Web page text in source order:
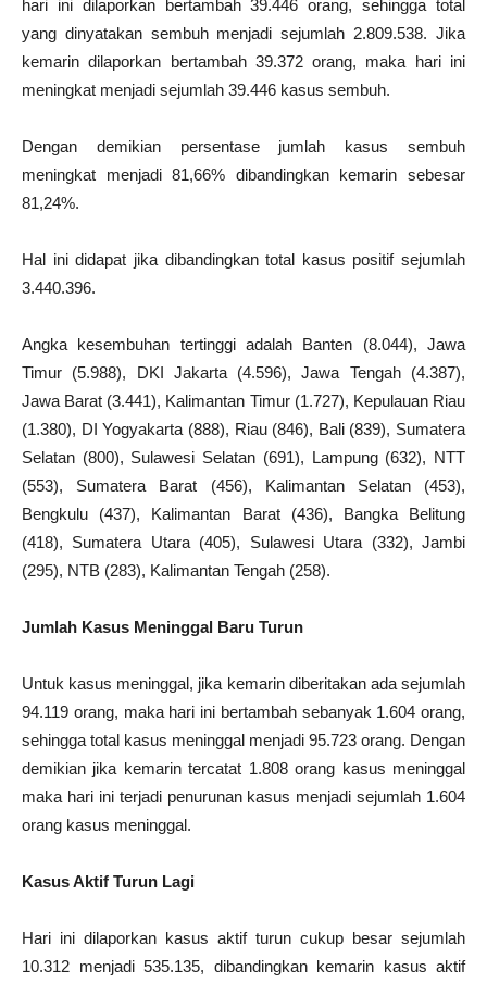
hari ini dilaporkan bertambah 39.446 orang, sehingga total
yang dinyatakan sembuh menjadi sejumlah 2.809.538. Jika
kemarin dilaporkan bertambah 39.372 orang, maka hari ini
meningkat menjadi sejumlah 39.446 kasus sembuh.
Dengan demikian persentase jumlah kasus sembuh
meningkat menjadi 81,66% dibandingkan kemarin sebesar
81,24%.
Hal ini didapat jika dibandingkan total kasus positif sejumlah
3.440.396.
Angka kesembuhan tertinggi adalah Banten (8.044), Jawa
Timur (5.988), DKI Jakarta (4.596), Jawa Tengah (4.387),
Jawa Barat (3.441), Kalimantan Timur (1.727), Kepulauan Riau
(1.380), DI Yogyakarta (888), Riau (846), Bali (839), Sumatera
Selatan (800), Sulawesi Selatan (691), Lampung (632), NTT
(553), Sumatera Barat (456), Kalimantan Selatan (453),
Bengkulu (437), Kalimantan Barat (436), Bangka Belitung
(418), Sumatera Utara (405), Sulawesi Utara (332), Jambi
(295), NTB (283), Kalimantan Tengah (258).
Jumlah Kasus Meninggal Baru Turun
Untuk kasus meninggal, jika kemarin diberitakan ada sejumlah
94.119 orang, maka hari ini bertambah sebanyak 1.604 orang,
sehingga total kasus meninggal menjadi 95.723 orang. Dengan
demikian jika kemarin tercatat 1.808 orang kasus meninggal
maka hari ini terjadi penurunan kasus menjadi sejumlah 1.604
orang kasus meninggal.
Kasus Aktif Turun Lagi
Hari ini dilaporkan kasus aktif turun cukup besar sejumlah
10.312 menjadi 535.135, dibandingkan kemarin kasus aktif